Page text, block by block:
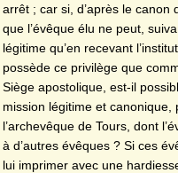
arrêt ; car si, d’après le canon
que l’évêque élu ne peut,
légitime qu’en recevant
possède ce privilège que
Siège apostolique, est-il
mission légitime et canonique,
l’archevêque de Tours, dont
à d’autres évêques ? Si ces
lui imprimer avec une